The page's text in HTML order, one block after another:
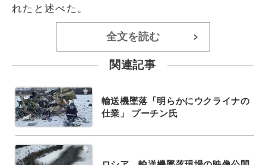
れたと述べた。
全文を読む >
関連記事
輸送機墜落「明らかにウクライナの
仕業」 プーチン氏